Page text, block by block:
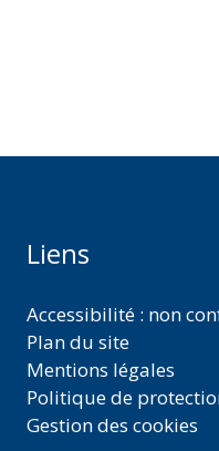
Liens
Accessibilité : non
Plan du site
Mentions légales
Politique de
Gestion des cookies